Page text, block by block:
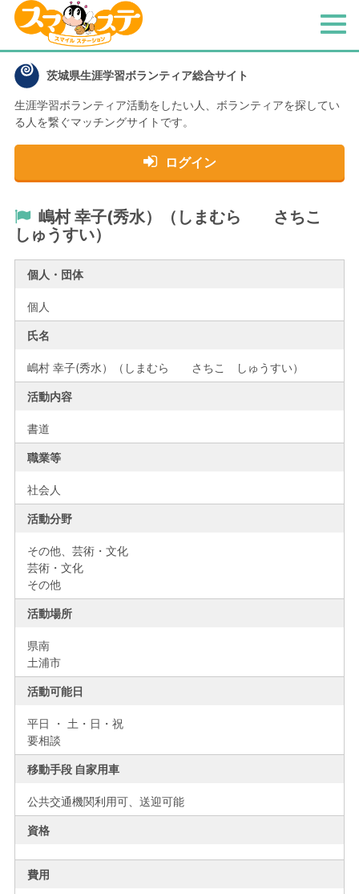
茨城県生涯学習ボランティア総合サイト
生涯学習ボランティア活動をしたい人、 ボランティアを探してい
る人を繋ぐマッチングサイトです。
ログイン
メ
嶋村 幸子(秀水）（しまむら さちこ
しゅうすい）
個人・団体
個人
氏名
嶋村 幸子(秀水）（しまむら さちこ しゅうすい）
活動内容
書道
職業等
社会人
活動分野
その他、芸術・文化
芸術・文化
その他
活動場所
県南
土浦市
活動可能日
平日 ・ 土・日・祝
要相談
移動手段 自家用車
公共交通機関利用可、送迎可能
資格
費用